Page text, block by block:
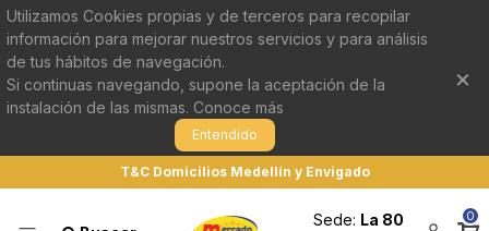
Utilizamos Cookies propias y de terceros para recopilar
información para mejorar nuestros servicios y para análisis
de tus hábitos de navegación.
Si continuas navegando, supone la aceptación de la
instalación de las mismas. Conoce más
Entendido
×
T&C Domicilios Medellín y Envigado
Sede: La 80 0